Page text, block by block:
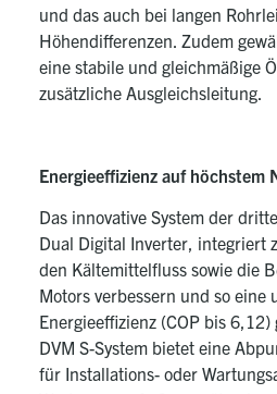
und das auch bei langen
Höhendifferenzen. Zudem
eine stabile und gleichmäßige
zusätzliche Ausgleichsleitung.
Energieeffizienz auf höchstem
Das innovative System der
Dual Digital Inverter, integriert
den Kältemittelfluss sowie die
Motors verbessern und so eine
Energieeffizienz (COP bis
DVM S-System bietet eine
für Installations- oder